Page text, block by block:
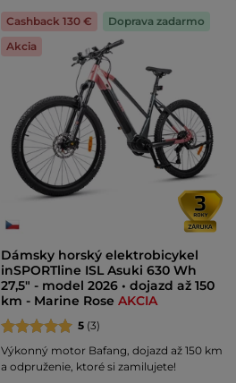
Cashback 130 €
Doprava zadarmo
Akcia
Dámsky horský elektrobicykel
inSPORTline ISL Asuki 630 Wh
27,5" - model 2026 • dojazd až 150
km - Marine Rose AKCIA
5 (3)
Výkonný motor Bafang, dojazd až 150 km
a odpruženie, ktoré si zamilujete!